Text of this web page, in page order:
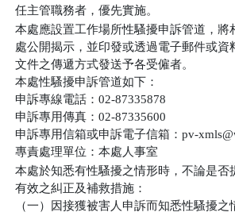
任主管職務者，優先實施。
本處應設置工作場所性騷擾申訴管道，
處公開揭示，並印發或透過電子郵件或資
文件之傳遞方式發送予各受僱者。
本處性騷擾申訴管道如下：
申訴專線電話：02-87335878
申訴專用傳真：02-87335600
申訴專用信箱或申訴電子信箱：pv-
專責處理單位：本處人事室
本處於知悉有性騷擾之情形時，不論是
有效之糾正及補救措施：
（一）因接獲被害人申訴而知悉性騷擾之